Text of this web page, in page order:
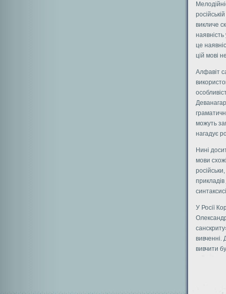
викличе
це
цій мові
Алфавіт
можуть
нагадує
Нині
мови
У Росії
вивченні.
вивчити